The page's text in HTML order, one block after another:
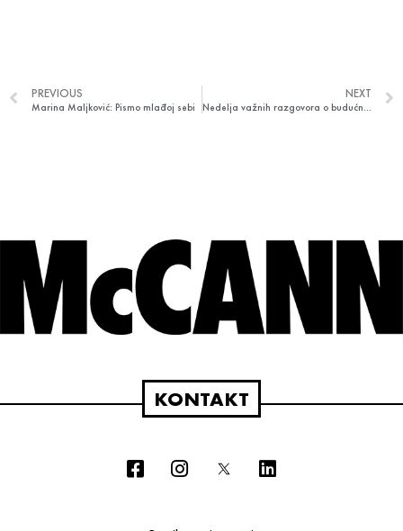
PREVIOUS
Marina Maljković: Pismo mlađoj sebi
NEXT
KONTAKT